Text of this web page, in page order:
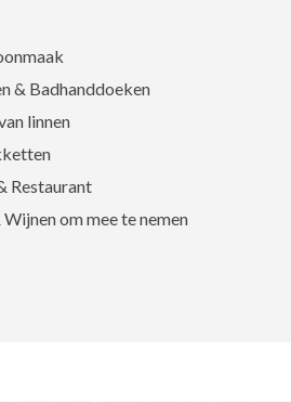
& Badhanddoeken
linnen
Restaurant
om mee te nemen